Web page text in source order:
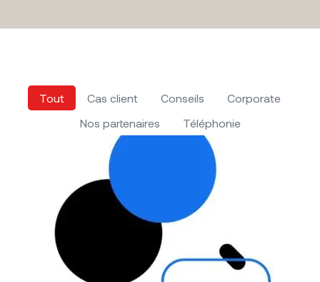
Cas client Conseils
Corporate
Nos partenaires
Téléphonie
Tout